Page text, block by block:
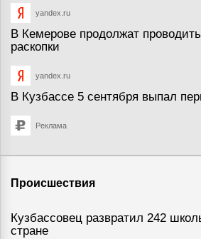
yandex.ru
В Кемерове продолжат
раскопки
yandex.ru
В Кузбассе 5 сентября выпал
Реклама
Происшествия
Кузбассовец развратил 242
стране